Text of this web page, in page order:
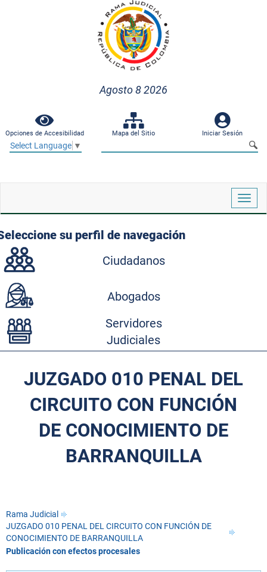
Agosto 8 2026
Opciones de Accesibilidad Mapa del Sitio Iniciar Sesión
Select Language ▼
su perfil de navegación
Ciudadanos
Abogados
Servidores
Judiciales
JUZGADO 010 PENAL DEL
CIRCUITO CON FUNCIÓN
DE CONOCIMIENTO DE
BARRANQUILLA
Rama Judicial
JUZGADO 010 PENAL DEL CIRCUITO CON FUNCIÓN DE
CONOCIMIENTO DE BARRANQUILLA
Publicación con efectos procesales